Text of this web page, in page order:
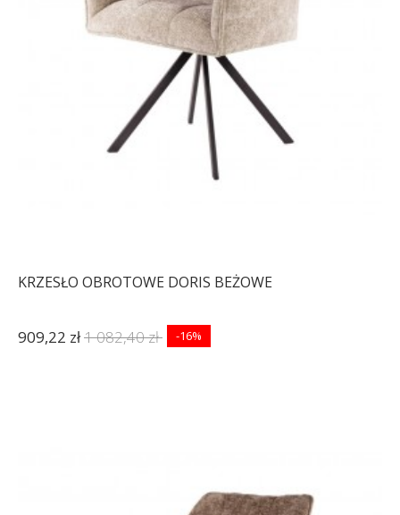
KRZESŁO OBROTOWE DORIS BEŻOWE
909,22 zł1 082,40 zł -16%